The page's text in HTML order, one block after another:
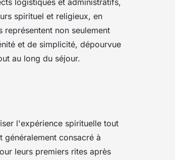
logistiques et administratifs,
spirituel et religieux, en
non seulement
et de simplicité, dépourvue
au long du séjour.
l'expérience spirituelle tout
consacré à
leurs premiers rites après